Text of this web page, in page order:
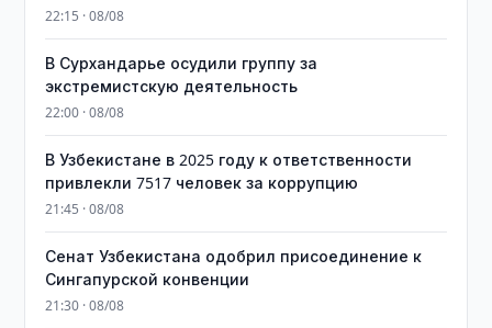
22:15 · 08/08
В Сурхандарье осудили группу за
экстремистскую деятельность
22:00 · 08/08
В Узбекистане в 2025 году к ответственности
привлекли 7517 человек за коррупцию
21:45 · 08/08
Сенат Узбекистана одобрил присоединение к
Сингапурской конвенции
21:30 · 08/08